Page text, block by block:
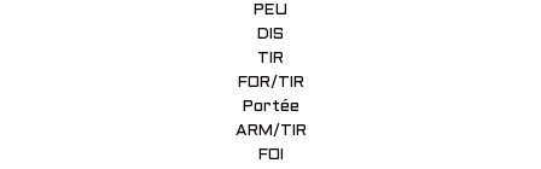
PEU
DIS
TIR
FOR/TIR
Portée
ARM/TIR
FOI